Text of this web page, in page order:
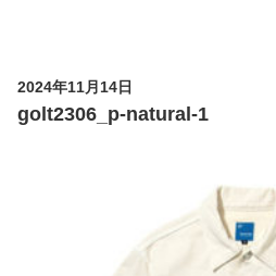
2024年11月14日
golt2306_p-natural-1